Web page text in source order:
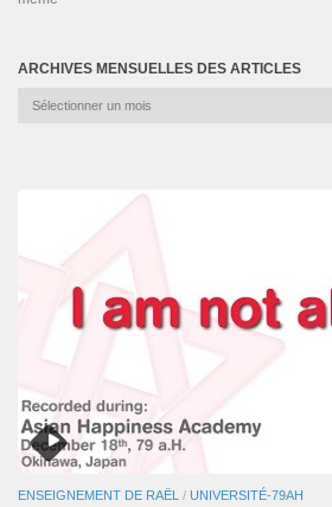
ARCHIVES MENSUELLES DES ARTICLES
Archives
ENSEIGNEMENT DE RAËL / UNIVERSITÉ-79AH